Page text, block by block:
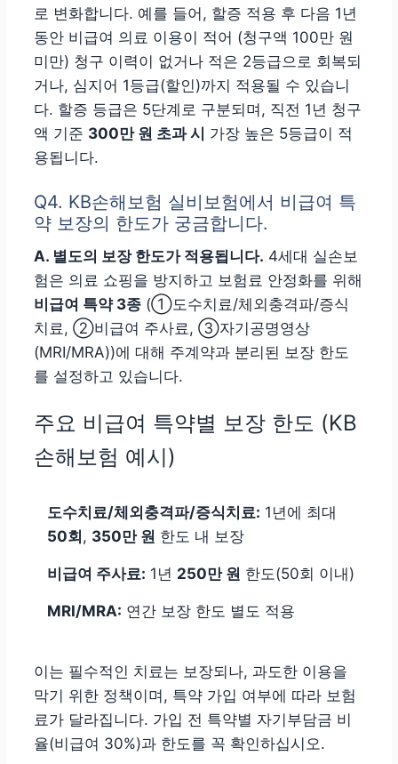
로 변화합니다. 예를 들어, 할증 적용 후 다음 1년
동안 비급여 의료 이용이 적어 (청구액 100만 원
미만) 청구 이력이 없거나 적은 2등급으로 회복되
거나, 심지어 1등급(할인)까지 적용될 수 있습니
다. 할증 등급은 5단계로 구분되며, 직전 1년 청구
액 기준 300만 원 초과 시 가장 높은 5등급이 적
용됩니다.
Q4. KB손해보험 실비보험에서 비급여 특
약 보장의 한도가 궁금합니다.
A. 별도의 보장 한도가 적용됩니다. 4세대 실손보
험은 의료 쇼핑을 방지하고 보험료 안정화를 위해
비급여 특약 3종 (①도수치료/체외충격파/증식
치료, ②비급여 주사료, ③자기공명영상
(MRI/MRA))에 대해 주계약과 분리된 보장 한도
를 설정하고 있습니다.
주요 비급여 특약별 보장 한도 (KB
손해보험 예시)
도수치료/체외충격파/증식치료: 1년에 최대
50회 , 350만 원 한도 내 보장
비급여 주사료: 1년 250만 원 한도(50회 이내)
MRI/MRA: 연간 보장 한도 별도 적용
이는 필수적인 치료는 보장되나, 과도한 이용을
막기 위한 정책이며, 특약 가입 여부에 따라 보험
료가 달라집니다. 가입 전 특약별 자기부담금 비
율(비급여 30%)과 한도를 꼭 확인하십시오.